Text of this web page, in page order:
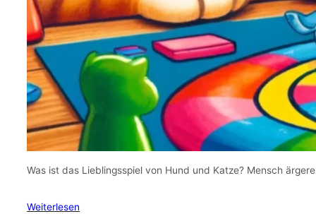
Was ist das Lieblingsspiel von Hund und Katze? Mensch
Weiterlesen